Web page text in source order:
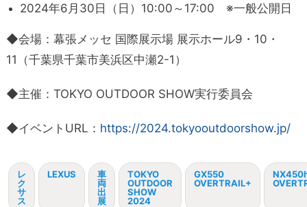
2024年6月30日（日）10:00～17:00 ※一般公開日
◆会場：幕張メッセ 国際展示場 展示ホール9・10・
11（千葉県千葉市美浜区中瀬2-1）
◆主催：TOKYO OUTDOOR SHOW実行委員会
◆イベントURL： https://2024.tokyooutdoorshow.jp/
レ
ク
サ
ス
LEXUS
車
両
出
展
TOKYO
OUTDOOR
SHOW
2024
GX550
OVERTRAIL+